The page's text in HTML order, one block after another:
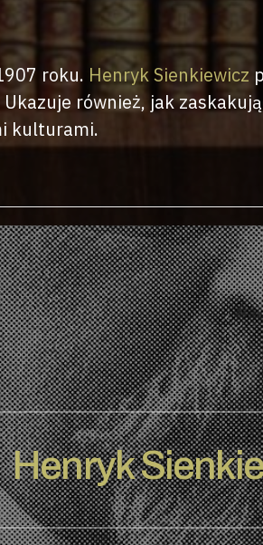
roku. Henryk Sienkiewicz
również, jak
kulturami.
Henryk